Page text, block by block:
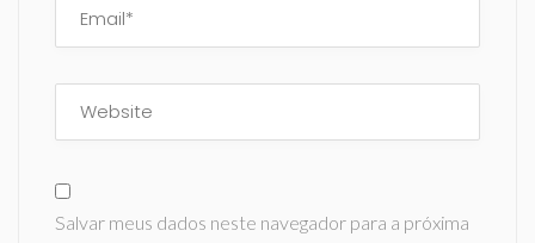
Salvar meus dados neste navegador para a próxima